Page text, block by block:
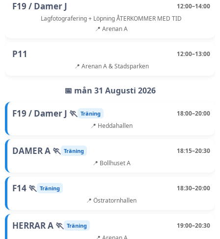
F19 / Damer J
12:00–14:00
Lagfotografering + Löpning ÅTERKOMMER MED TID
📍 Arenan A
P11
12:00–13:00
📍 Arenan A & Stadsparken
📅 mån 31 Augusti 2026
F19 / Damer J 🏃 Träning
18:00–20:00
📍 Heddahallen
DAMER A 🏃 Träning
18:15–20:30
📍 Bollhuset A
F14 🏃 Träning
18:30–20:00
📍 Östratornhallen
HERRAR A 🏃 Träning
19:00–20:30